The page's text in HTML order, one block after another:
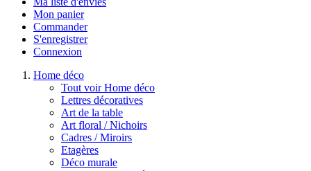
Mon panier
Commander
S'enregistrer
Connexion
Home déco
Tout voir Home déco
Lettres décoratives
Art de la table
Art floral / Nichoirs
Cadres / Miroirs
Etagères
Déco murale